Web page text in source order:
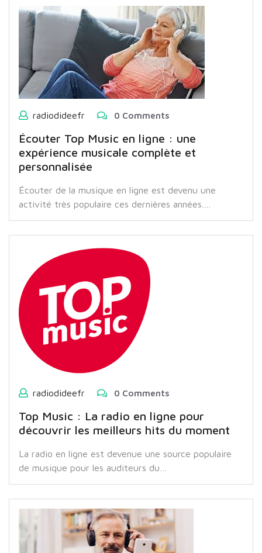
radiodideefr 0 Comments
Écouter Top Music en ligne : une
expérience musicale complète et
personnalisée
Écouter de la musique en ligne est devenu une
activité très populaire ces dernières années.…
radiodideefr 0 Comments
Top Music : La radio en ligne pour
découvrir les meilleurs hits du moment
La radio en ligne est devenue une source populaire
de musique pour les auditeurs du…